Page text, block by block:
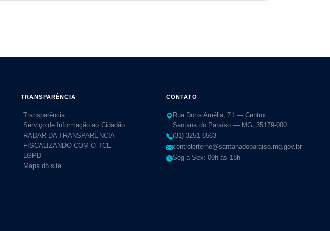
TRANSPARÊNCIA
Transparência
Serviço de Informação ao Cidadão
RADAR DA TRANSPARÊNCIA
FISCALIZANDO COM O TCE
LGPD
Mapa do site
CONTATO
Rua Dona Amélia, 71 — Centro
Santana do Paraíso — MG, 35179-000
(31) 3251-6563
controleiterno@santanadoparaiso.mg.gov.br
Seg a Sex: 09h às 18h